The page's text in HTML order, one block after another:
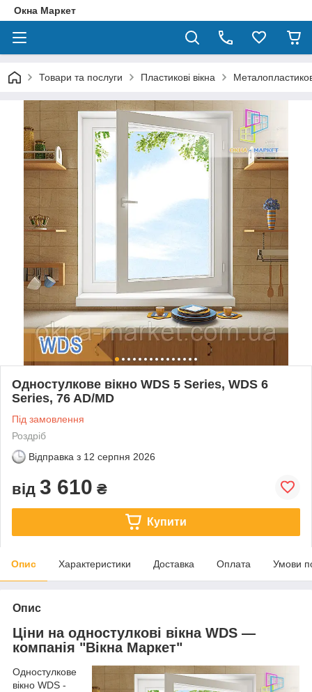
Окна Маркет
Товари та послуги Пластикові вікна
Одностулкове вікно WDS 5 Series, WDS 6
Series, 76 AD/MD
Під замовлення
Роздріб
Відправка з 12 серпня 2026
від 3 610 ₴
Купити
Опис Характеристики Доставка Оплата Умови
Опис
Ціни на одностулкові вікна WDS ―
компанія "Вікна Маркет"
Одностулкове
вікно WDS -